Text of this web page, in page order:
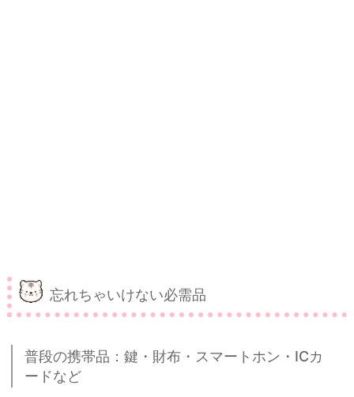
忘れちゃいけない必需品
普段の携帯品：鍵・財布・スマートホン・ICカ
ードなど